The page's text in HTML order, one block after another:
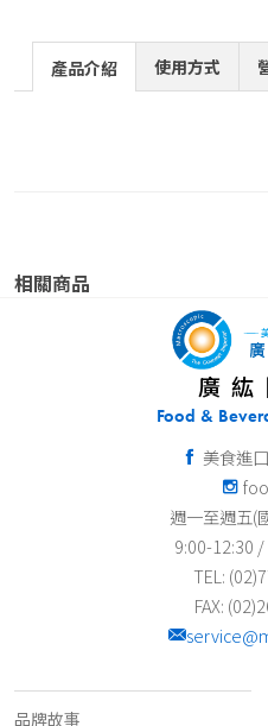
產品介紹 使用方式
相關商品
廣紘
Food &
美食進
週一至週五(
9:00-12:30
TEL:
FAX:
品牌故事